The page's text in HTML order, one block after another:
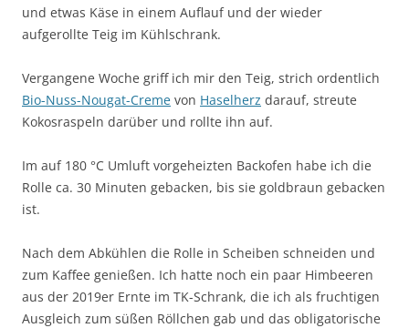
und etwas Käse in einem Auflauf und der wieder
aufgerollte Teig im Kühlschrank.
Vergangene Woche griff ich mir den Teig, strich ordentlich
Bio-Nuss-Nougat-Creme von Haselherz darauf, streute
Kokosraspeln darüber und rollte ihn auf.
Im auf 180 °C Umluft vorgeheizten Backofen habe ich die
Rolle ca. 30 Minuten gebacken, bis sie goldbraun gebacken
ist.
Nach dem Abkühlen die Rolle in Scheiben schneiden und
zum Kaffee genießen. Ich hatte noch ein paar Himbeeren
aus der 2019er Ernte im TK-Schrank, die ich als fruchtigen
Ausgleich zum süßen Röllchen gab und das obligatorische